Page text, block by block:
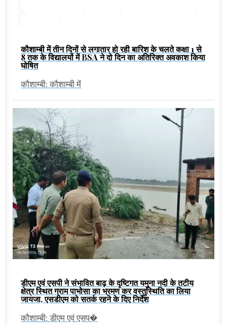
कौशाम्बी में तीन दिनों से लगातार हो रही बारिश के चलते कक्षा 1 से
8 तक के विद्यालयों में BSA ने दो दिन का अतिरिक्त अवकाश किया
घोषित
कौशाम्बी: कौशाम्बी में
डीएम एवं एसपी ने संभावित बाढ़ के दृष्टिगत यमुना नदी के तटीय
क्षेत्र स्थित ग्राम पाभोसा का भ्रमण कर वस्तुस्थिति का लिया
जायजा, एसडीएम को सतर्क रहने के दिए निर्देश
कौशाम्बी: डीएम एवं एसप�